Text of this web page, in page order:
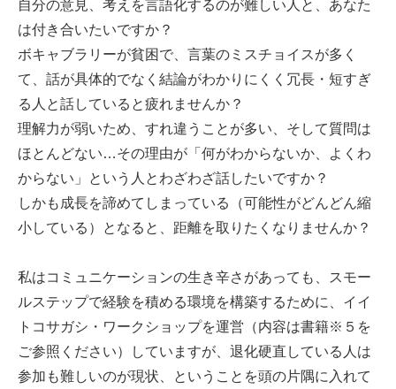
自分の意見、考えを言語化するのが難しい人と、あなた
は付き合いたいですか？
ボキャブラリーが貧困で、言葉のミスチョイスが多く
て、話が具体的でなく結論がわかりにくく冗長・短すぎ
る人と話していると疲れませんか？
理解力が弱いため、すれ違うことが多い、そして質問は
ほとんどない…その理由が「何がわからないか、よくわ
からない」という人とわざわざ話したいですか？
しかも成長を諦めてしまっている（可能性がどんどん縮
小している）となると、距離を取りたくなりませんか？
私はコミュニケーションの生き辛さがあっても、スモー
ルステップで経験を積める環境を構築するために、イイ
トコサガシ・ワークショップを運営（内容は書籍※５を
ご参照ください）していますが、退化硬直している人は
参加も難しいのが現状、ということを頭の片隅に入れて